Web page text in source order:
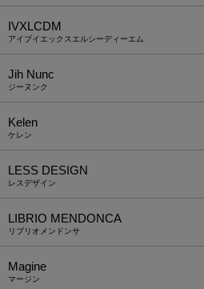
IVXLCDM
アイブイエックスエルシーディーエム
Jih Nunc
ジーヌンク
Kelen
ケレン
LESS DESIGN
レスデザイン
LIBRIO MENDONCA
リブリオメンドンサ
Magine
マージン